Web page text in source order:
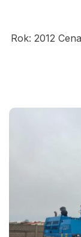
Rok: 2012